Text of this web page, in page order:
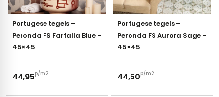
Portugese tegels –
Peronda FS Farfalla Blue –
45×45
44,95p/m2
Portugese tegels –
Peronda FS Aurora Sage –
45×45
44,50p/m2